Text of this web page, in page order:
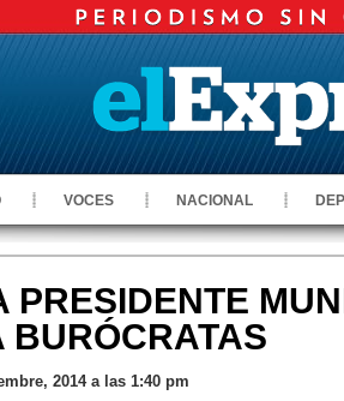
VOCES NACIONAL
PRESIDENTE
BURÓCRATAS
2014 a las 1:40 pm